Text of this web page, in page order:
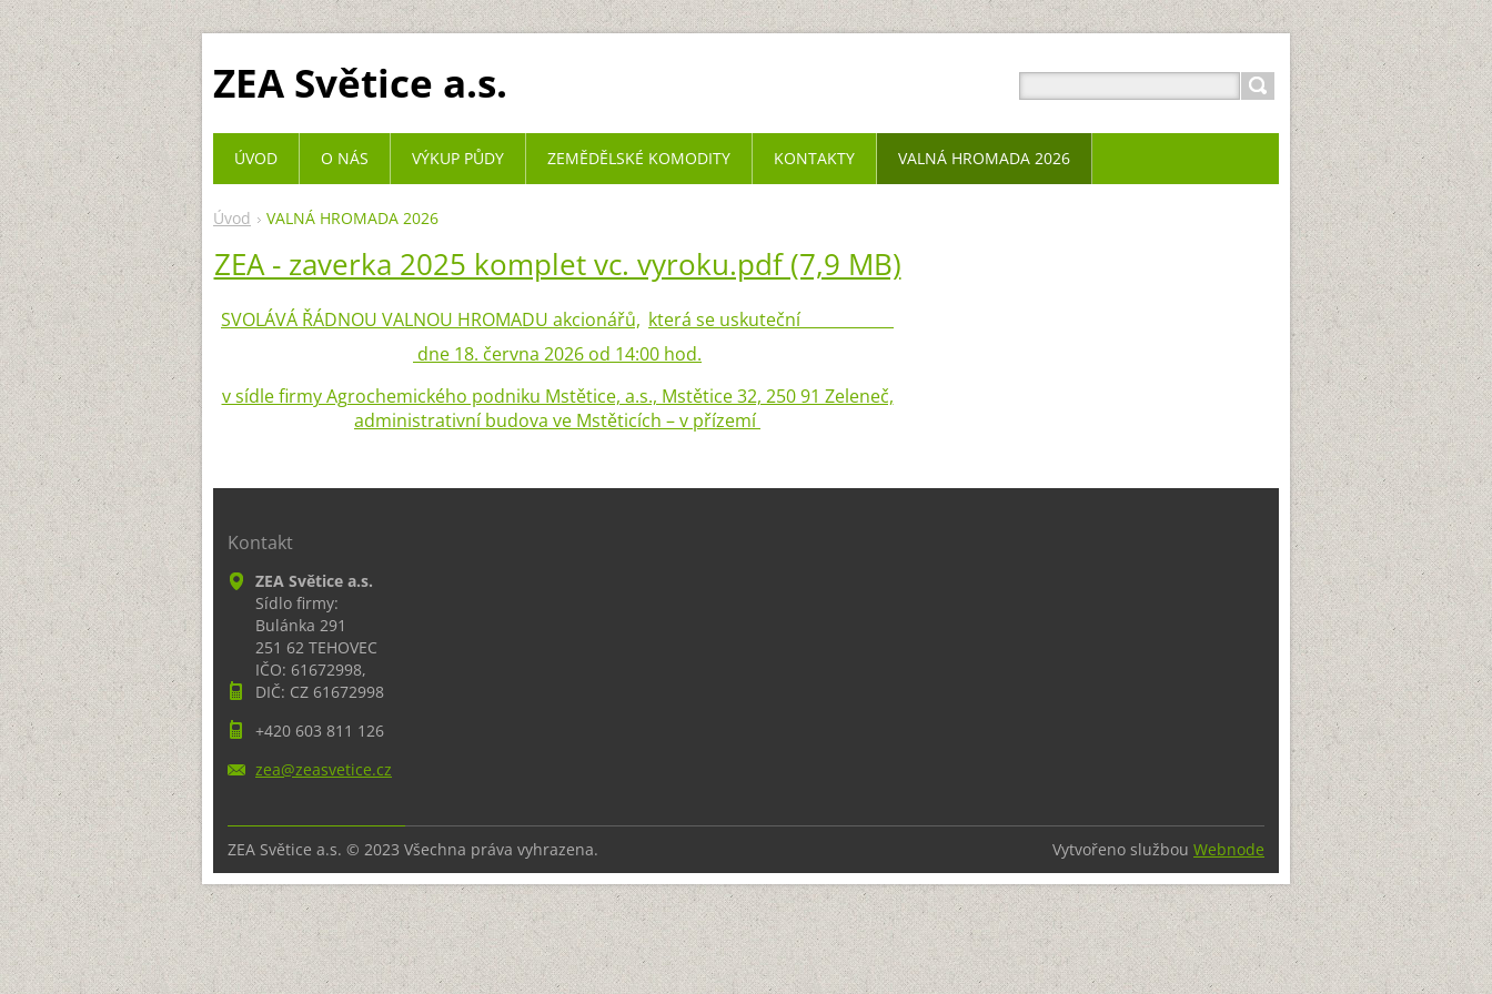
ZEA Světice a.s.
Úvod VALNÁ HROMADA 2026
ZEA - zaverka 2025 komplet vc. vyroku.pdf (7,9 MB)
SVOLÁVÁ ŘÁDNOU VALNOU HROMADU akcionářů, která se uskuteční
dne 18. června 2026 od 14:00 hod.
v sídle firmy Agrochemického podniku Mstětice, a.s., Mstětice 32, 250 91 Zeleneč,
administrativní budova ve Mstěticích – v přízemí
ÚVOD O NÁS VÝKUP PŮDY ZEMĚDĚLSKÉ KOMODITY KONTAKTY VALNÁ HROMADA 2026
Kontakt
ZEA Světice a.s.
Sídlo firmy:
Bulánka 291
251 62 TEHOVEC
IČO: 61672998,
DIČ: CZ 61672998
+420 603 811 126
zea@zeasvetice.cz
ZEA Světice a.s. © 2023 Všechna práva vyhrazena. Vytvořeno službou Webnode